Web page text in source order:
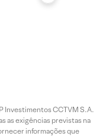
Investimentos CCTVM S.A.
as exigências previstas na
informações que